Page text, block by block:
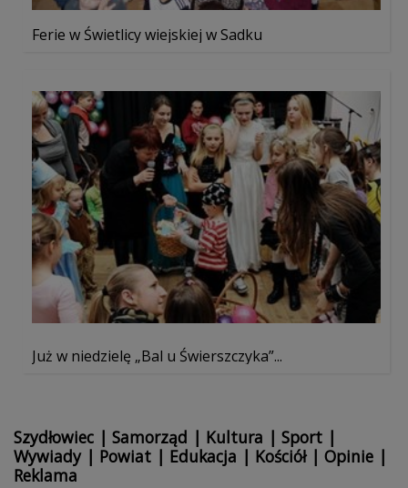
Ferie w Świetlicy wiejskiej w Sadku
Już w niedzielę „Bal u Świerszczyka”...
Szydłowiec | Samorząd | Kultura | Sport |
Wywiady| Powiat | Edukacja | Kościół| Opinie |
Reklama